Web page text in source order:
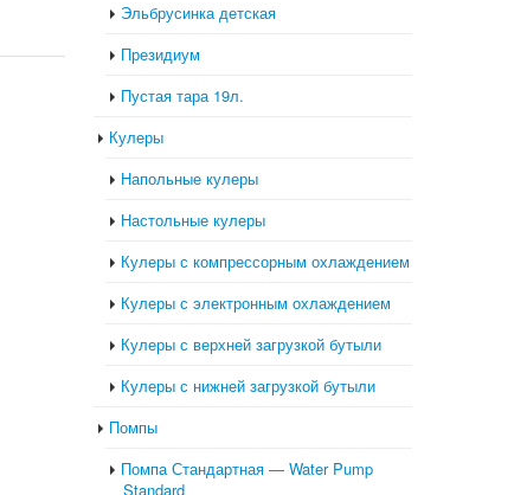
Эльбрусинка детская
Президиум
Пустая тара 19л.
Кулеры
Напольные кулеры
Настольные кулеры
Кулеры с компрессорным охлаждением
Кулеры с электронным охлаждением
Кулеры с верхней загрузкой бутыли
Кулеры с нижней загрузкой бутыли
Помпы
Помпа Стандартная — Water Pump
Standard